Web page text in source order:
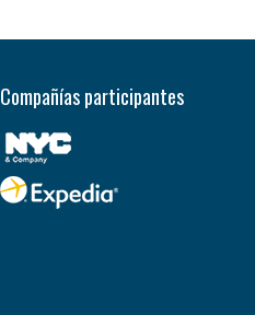
Compañías participantes